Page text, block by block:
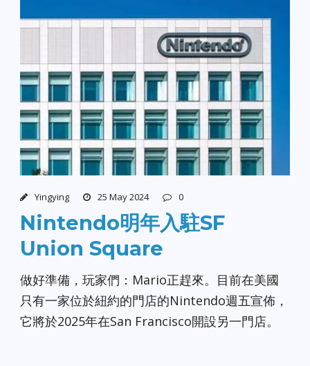
Yingying 25 May 2024 0
Nintendo明年入駐SF
Union Square
做好準備，玩家們：Mario正趕來。目前在美國
只有一家位於紐約的門店的Nintendo週五宣佈，
它將於2025年在San Francisco開設另一門店。